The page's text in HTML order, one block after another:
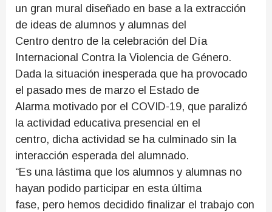
un gran mural diseñado en base a la extracción
de ideas de alumnos y alumnas del
Centro dentro de la celebración del Día
Internacional Contra la Violencia de Género.
Dada la situación inesperada que ha provocado
el pasado mes de marzo el Estado de
Alarma motivado por el COVID-19, que paralizó
la actividad educativa presencial en el
centro, dicha actividad se ha culminado sin la
interacción esperada del alumnado.
“Es una lástima que los alumnos y alumnas no
hayan podido participar en esta última
fase, pero hemos decidido finalizar el trabajo con